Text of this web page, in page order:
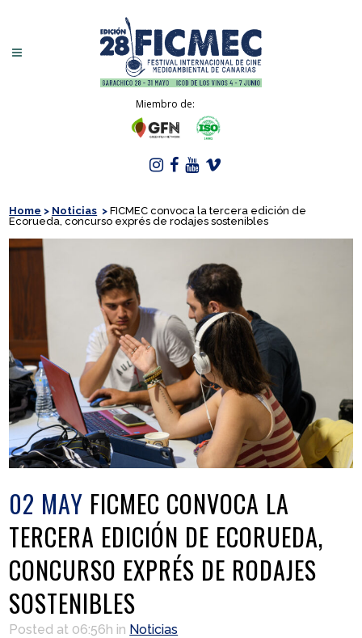
Miembro de:
Home > Noticias >FICMEC convoca la tercera edición de
Ecorueda, concurso exprés de rodajes sostenibles
02 MAY FICMEC CONVOCA LA
TERCERA EDICIÓN DE ECORUEDA,
CONCURSO EXPRÉS DE RODAJES
SOSTENIBLES
Posted at 06:56h in Noticias